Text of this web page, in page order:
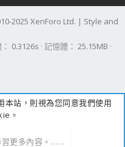
2025 XenForo Ltd. | Style and
0.3126s 記憶體 25.15MB
站，則視為您同意我們使用
。
習更多內容。……